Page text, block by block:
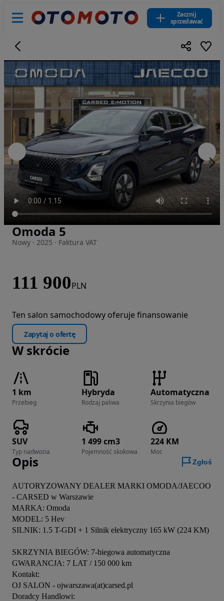
Zacznij
sprzedawać
Zdjęcie 1 z 27
Omoda 5
Nowy · 2025 · Faktura VAT
111 900PLN
Ten salon samochodowy oferuje finansowanie
Zapytaj o ofertę
W skrócie
1 km
Przebieg
Hybryda
Rodzaj paliwa
Automatyczna
Skrzynia biegów
SUV
Typ nadwozia
1 499 cm3
Pojemność skokowa
224 KM
Moc
Opis Zgłoś
AUTORYZOWANY DEALER MARKI OMODA/JAECOO
- CARSED w Warszawie
MARKA: Omoda
MODEL: 5 Hev
SILNIK: 1.5 T-GDI + 1 Silnik elektryczny 165 kW (224 KM)
SKRZYNIA BIEGÓW: 7-biegowa automatyczna
GWARANCJA: 7 LAT / 150 000 km
Kontakt:
OJ SALON - ojwarszawa(at)carsed.pl
Doradcy Handlowi: